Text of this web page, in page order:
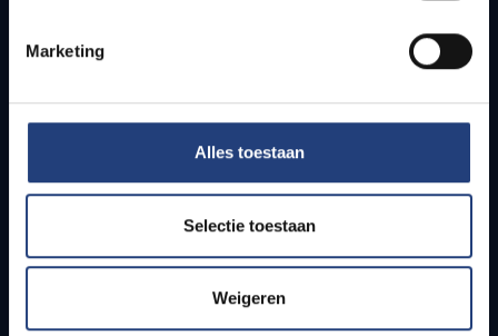
Marketing
Alles toestaan
Selectie toestaan
Weigeren
Students
PhD students
Teachers and secondary schools
Working students